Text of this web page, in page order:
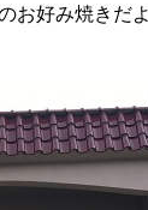
お好み焼きだ